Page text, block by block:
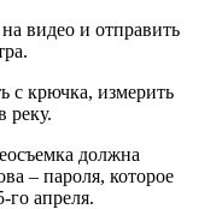
видео и отправить
с крючка, измерить
реку.
должна
– пароля, которое
го апреля.